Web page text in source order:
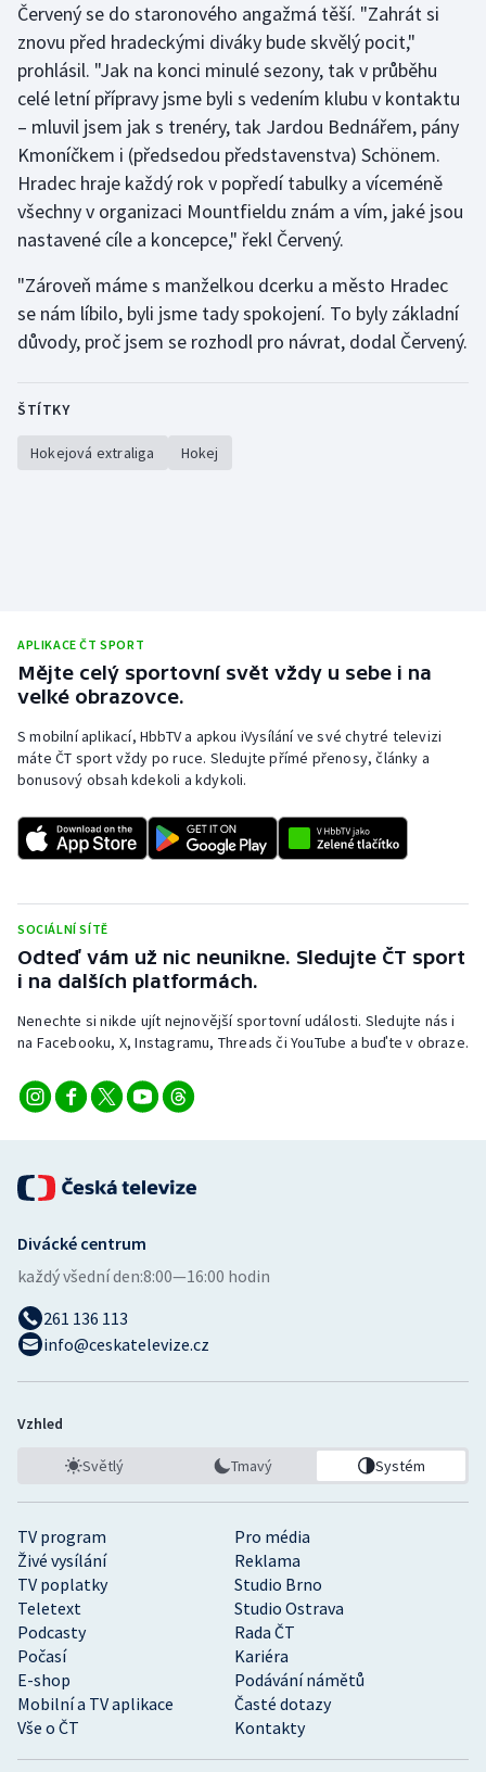
Plážový volejbal
Ragby
Rychlobruslení
Rychlostní kanoistika
Short track
Sportovní střelba
Stolní tenis
Červený se do staronového angažmá těší. "Zahrát si
znovu před hradeckými diváky bude skvělý pocit,"
prohlásil. "Jak na konci minulé sezony, tak v průběhu
celé letní přípravy jsme byli s vedením klubu v kontaktu
– mluvil jsem jak s trenéry, tak Jardou Bednářem, pány
Kmoníčkem i (předsedou představenstva) Schönem.
Hradec hraje každý rok v popředí tabulky a víceméně
všechny v organizaci Mountfieldu znám a vím, jaké jsou
nastavené cíle a koncepce," řekl Červený.
"Zároveň máme s manželkou dcerku a město Hradec
se nám líbilo, byli jsme tady spokojení. To byly základní
důvody, proč jsem se rozhodl pro návrat, dodal Červený.
ŠTÍTKY
Hokejová extraliga Hokej
APLIKACE ČT SPORT
Mějte celý sportovní svět vždy u sebe i na
velké obrazovce.
S mobilní aplikací, HbbTV a apkou iVysílání ve své chytré televizi
máte ČT sport vždy po ruce. Sledujte přímé přenosy, články a
bonusový obsah kdekoli a kdykoli.
SOCIÁLNÍ SÍTĚ
Odteď vám už nic neunikne. Sledujte ČT sport
i na dalších platformách.
Nenechte si nikde ujít nejnovější sportovní události. Sledujte nás i
na Facebooku, X, Instagramu, Threads či YouTube a buďte v obraze.
TV program
Pro média
Živé vysílání
Reklama
TV poplatky
Studio Brno
Teletext
Studio Ostrava
Podcasty
Rada ČT
Počasí
Kariéra
E-shop
Podávání námětů
Mobilní a TV aplikace
Časté dotazy
Vše o ČT
Kontakty
Divácké centrum
každý všední den:8:00—16:00 hodin
261 136 113
info@ceskatelevize.cz
Vzhled
Světlý Tmavý Systém